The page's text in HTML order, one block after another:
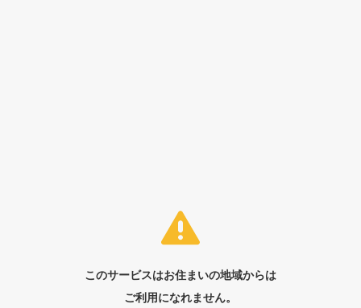
このサービスはお住まいの地域からは
ご利用になれません。